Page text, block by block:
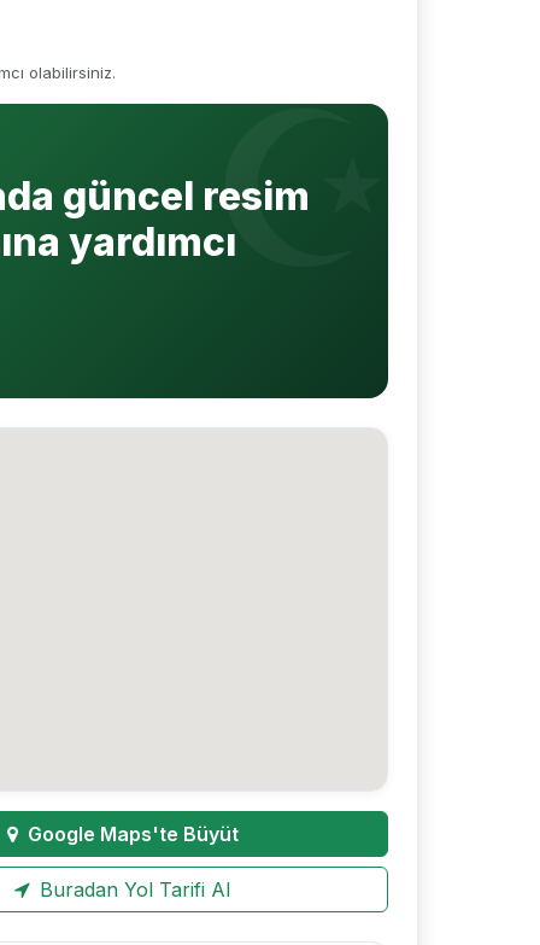
olabilirsiniz.
güncel resim
yardımcı
Google Maps'te Büyüt
Buradan Yol Tarifi Al